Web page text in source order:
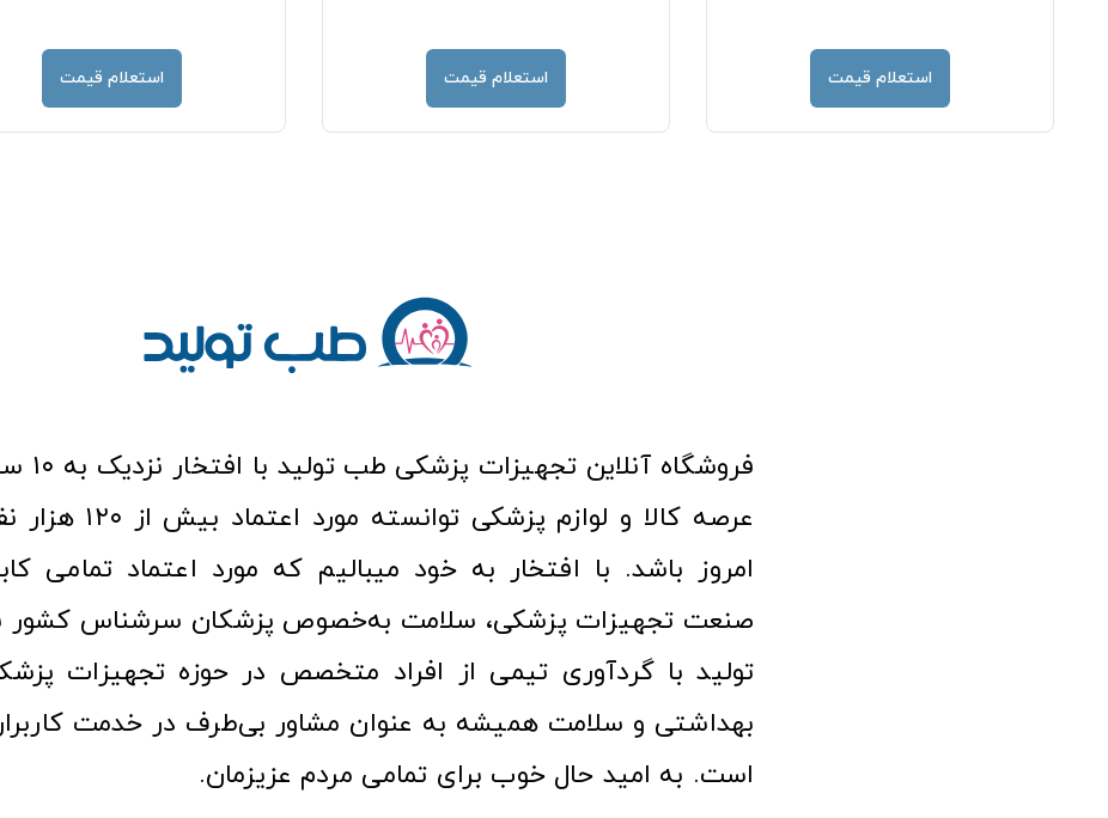
استعلام قیمت استعلام قیمت استعلام قیمت
عرصه کالا و لوازم
امروز باشد. با افتخار به خود میبالیم که مورد اعتماد تمامی
صنعت تجهیزات پزشکی، سلامت به‌خصوص پزشکان سرشناس کشور
تولید با گردآوری تیمی از افراد متخصص در حوزه تجهیزات
بهداشتی و سلامت همیشه به عنوان مشاور بی‌طرف در خدمت
است. به امید حال خوب برای تمامی مردم عزیزمان.